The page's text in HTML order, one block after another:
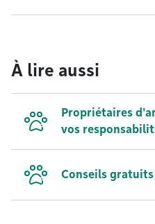
À lire aussi
Propriétaires
vos
Conseils